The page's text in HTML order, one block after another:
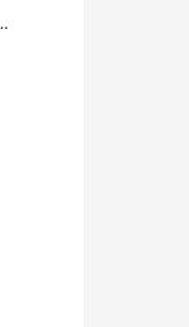
为客户提供更优质的服务